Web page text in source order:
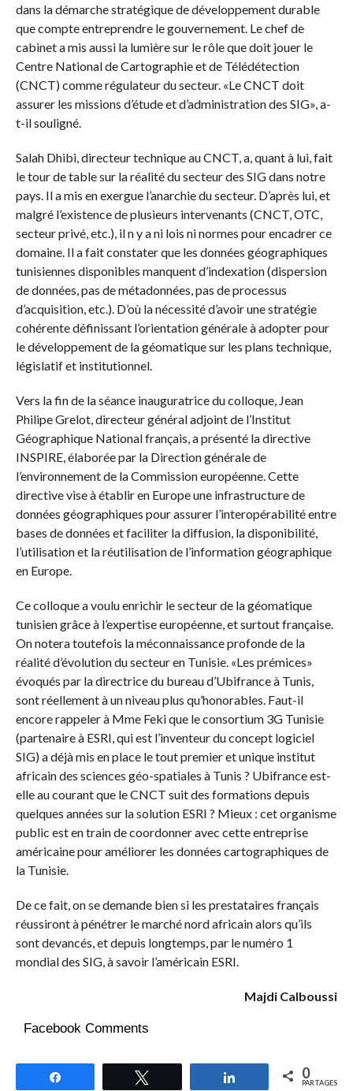
dans la démarche stratégique de développement durable
que compte entreprendre le gouvernement. Le chef de
cabinet a mis aussi la lumière sur le rôle que doit jouer le
Centre National de Cartographie et de Télédétection
(CNCT) comme régulateur du secteur. «Le CNCT doit
assurer les missions d’étude et d’administration des SIG», a-
t-il souligné.
Salah Dhibi, directeur technique au CNCT, a, quant à lui, fait
le tour de table sur la réalité du secteur des SIG dans notre
pays. Il a mis en exergue l’anarchie du secteur. D’après lui, et
malgré l’existence de plusieurs intervenants (CNCT, OTC,
secteur privé, etc.), il n y a ni lois ni normes pour encadrer ce
domaine. Il a fait constater que les données géographiques
tunisiennes disponibles manquent d’indexation (dispersion
de données, pas de métadonnées, pas de processus
d’acquisition, etc.). D’où la nécessité d’avoir une stratégie
cohérente définissant l’orientation générale à adopter pour
le développement de la géomatique sur les plans technique,
législatif et institutionnel.
Vers la fin de la séance inauguratrice du colloque, Jean
Philipe Grelot, directeur général adjoint de l’Institut
Géographique National français, a présenté la directive
INSPIRE, élaborée par la Direction générale de
l’environnement de la Commission européenne. Cette
directive vise à établir en Europe une infrastructure de
données géographiques pour assurer l’interopérabilité entre
bases de données et faciliter la diffusion, la disponibilité,
l’utilisation et la réutilisation de l’information géographique
en Europe.
Ce colloque a voulu enrichir le secteur de la géomatique
tunisien grâce à l’expertise européenne, et surtout française.
On notera toutefois la méconnaissance profonde de la
réalité d’évolution du secteur en Tunisie. «Les prémices»
évoqués par la directrice du bureau d’Ubifrance à Tunis,
sont réellement à un niveau plus qu’honorables. Faut-il
encore rappeler à Mme Feki que le consortium 3G Tunisie
(partenaire à ESRI, qui est l’inventeur du concept logiciel
SIG) a déjà mis en place le tout premier et unique institut
africain des sciences géo-spatiales à Tunis ? Ubifrance est-
elle au courant que le CNCT suit des formations depuis
quelques années sur la solution ESRI ? Mieux : cet organisme
public est en train de coordonner avec cette entreprise
américaine pour améliorer les données cartographiques de
la Tunisie.
De ce fait, on se demande bien si les prestataires français
réussiront à pénétrer le marché nord africain alors qu’ils
sont devancés, et depuis longtemps, par le numéro 1
mondial des SIG, à savoir l’américain ESRI.
Majdi Calboussi
Facebook Comments
Partagez 0
PARTAGES